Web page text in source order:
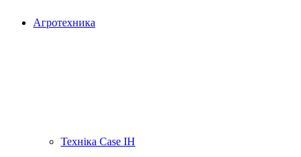
Агротехника
Техніка Case IH